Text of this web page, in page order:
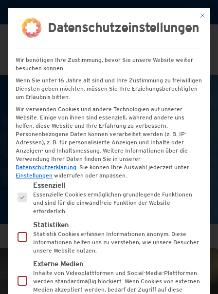
Blanko-Etiketten
Wir produzieren nach
Ihren Wünschen! Ihre
Produkte – Unsere
Etiketten – Los geht’s!
Mit
Datenschutzeinstellungen
Wir benötigen Ihre Zustimmung, bevor Sie unsere Website weiter
besuchen können.
Wenn Sie unter 16 Jahre alt sind und Ihre Zustimmung zu freiwilligen
Diensten geben möchten, müssen Sie Ihre Erziehungsberechtigten
um Erlaubnis bitten.
Wir verwenden Cookies und andere Technologien auf unserer
Website. Einige von ihnen sind essenziell, während andere uns
helfen, diese Website und Ihre Erfahrung zu verbessern.
Personenbezogene Daten können verarbeitet werden (z. B. IP-
Adressen), z. B. für personalisierte Anzeigen und Inhalte oder
Anzeigen- und Inhaltsmessung. Weitere Informationen über die
Verwendung Ihrer Daten finden Sie in unserer
Datenschutzerklärung. Sie können Ihre Auswahl jederzeit unter
Einstellungen widerrufen oder anpassen.
Es folgt eine Liste der Service-Gruppen, für die
Essenziell
Essenzielle Cookies ermöglichen grundlegende Funktionen
und sind für die einwandfreie Funktion der Website
erforderlich.
Statistiken
Statistik Cookies erfassen Informationen anonym. Diese
Informationen helfen uns zu verstehen, wie unsere Besucher
unsere Website nutzen.
Externe Medien
Inhalte von Videoplattformen und Social-Media-Plattformen
werden standardmäßig blockiert. Wenn Cookies von externen
Medien akzeptiert werden, bedarf der Zugriff auf diese